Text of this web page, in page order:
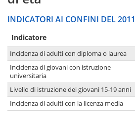
INDICATORI AI CONFINI DEL 2011
Indicatore
Incidenza di adulti con diploma o laurea
Incidenza di giovani con istruzione
universitaria
Livello di istruzione dei giovani 15-19 anni
Incidenza di adulti con la licenza media